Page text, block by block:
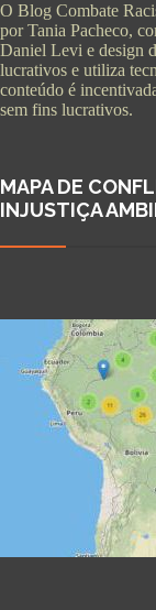
O Blog Combate
por Tania Pacheco,
Daniel Levi e design
lucrativos e utiliza
conteúdo é
sem fins lucrativos.
MAPA DE
INJUSTIÇA